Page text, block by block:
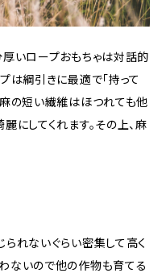
厚いロープおもちゃは対話的
は綱引きに最適で「持って
麻の短い繊維はほつれても他
にしてくれます。その上、麻
れないぐらい密集して高く
ないので他の作物も育てる